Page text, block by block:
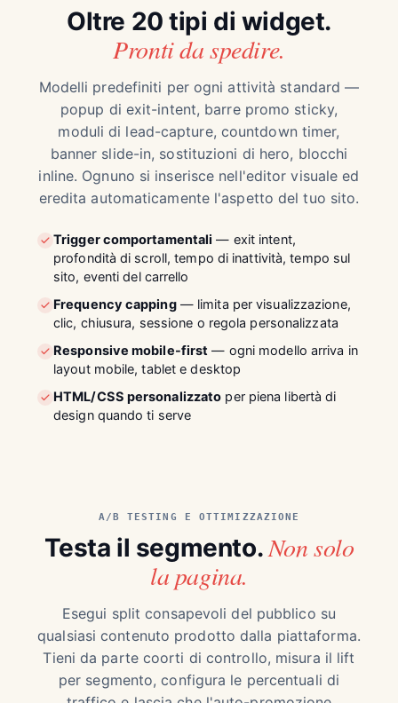
Oltre 20 tipi di widget.
Pronti da spedire.
Modelli predefiniti per ogni attività standard —
popup di exit-intent, barre promo sticky,
moduli di lead-capture, countdown timer,
banner slide-in, sostituzioni di hero, blocchi
inline. Ognuno si inserisce nell'editor visuale ed
eredita automaticamente l'aspetto del tuo sito.
Trigger comportamentali — exit intent,
profondità di scroll, tempo di inattività, tempo sul
sito, eventi del carrello
Frequency capping— limita per visualizzazione,
clic, chiusura, sessione o regola personalizzata
Responsive mobile-first — ogni modello arriva in
layout mobile, tablet e desktop
HTML/CSS personalizzato per piena libertà di
design quando ti serve
A/B TESTING E OTTIMIZZAZIONE
Testa il segmento.Non solo
la pagina.
Esegui split consapevoli del pubblico su
qualsiasi contenuto prodotto dalla piattaforma.
Tieni da parte coorti di controllo, misura il lift
per segmento, configura le percentuali di